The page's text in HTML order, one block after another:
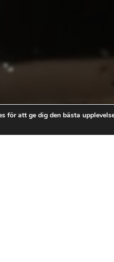
för att ge dig den bästa